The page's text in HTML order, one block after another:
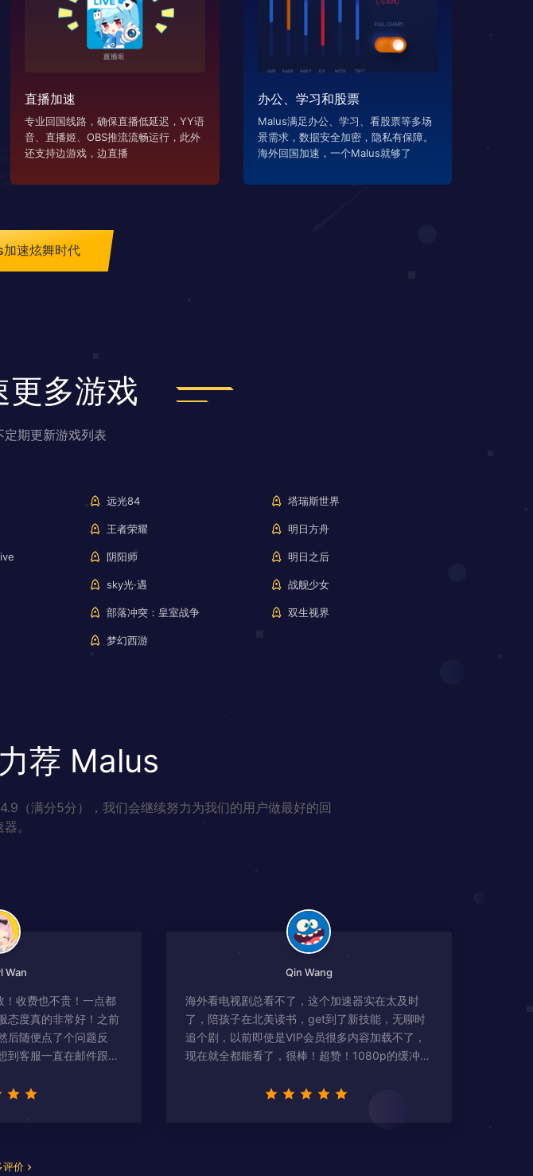
直播加速
专业回国线路，确保直播低延迟，YY语
音、直播姬、OBS推流流畅运行，此外
还支持边游戏，边直播
办公、学习和股票
Malus满足办公、学习、看股票等多场
景需求，数据安全加密，隐私有保障。
海外回国加速，一个Malus就够了
速炫舞时代
多游戏
期更新游戏列表
远光84 塔瑞斯世界
王者荣耀 明日方舟
阴阳师 明日之后
sky光·遇 战舰少女
部落冲突：皇室战争 双生视界
梦幻西游
荐 Malus
（满分5分），我们会继续努力为我们的用户做最好的回
。
Wan
！收费也不贵！一点都
态度真的非常好！之前
后随便点了个问题反
到客服一直在邮件跟
Qin Wang
海外看电视剧总看不了，这个加速器实在太及时
了，陪孩子在北美读书，get到了新技能，无聊时
追个剧，以前即使是VIP会员很多内容加载不了，
现在就全都能看了，很棒！超赞！1080p的缓冲完
评价